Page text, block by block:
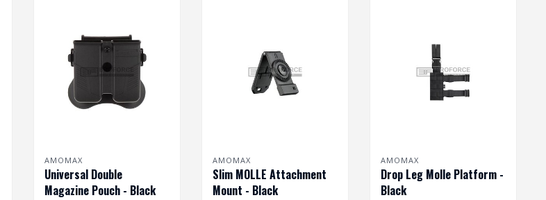
AMOMAX
Universal Double
Magazine Pouch - Black
AMOMAX
Slim MOLLE Attachment
Mount - Black
AMOMAX
Drop Leg Molle Platform -
Black